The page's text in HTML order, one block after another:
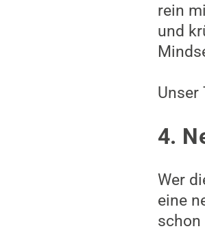
rein
und
Unser
4.
Wer
eine
schon